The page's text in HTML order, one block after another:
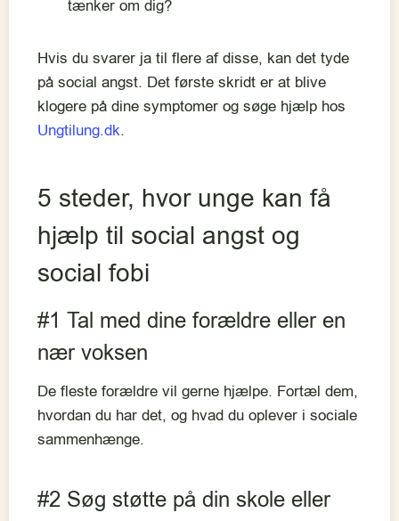
tænker om dig?
Hvis du svarer ja til flere af disse, kan det tyde
på social angst. Det første skridt er at blive
klogere på dine symptomer og søge hjælp hos
Ungtilung.dk.
5 steder, hvor unge kan få
hjælp til social angst og
social fobi
#1 Tal med dine forældre eller en
nær voksen
De fleste forældre vil gerne hjælpe. Fortæl dem,
hvordan du har det, og hvad du oplever i sociale
sammenhænge.
#2 Søg støtte på din skole eller